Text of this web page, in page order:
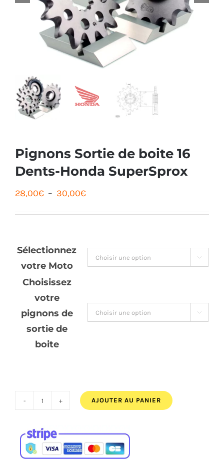
Pignons Sortie de boite 16
Dents-Honda SuperSprox
28,00€ 30,00€
Sélectionnez
votre Moto
Choisissez
votre
pignons de
sortie de
boite
quantité
Pignons
Sortie
AJOUTER AU PANIER